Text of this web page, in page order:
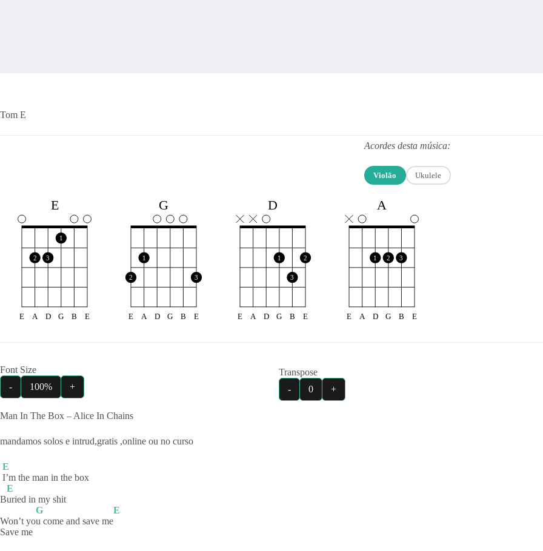
Tom E
Acordes desta música:
Violão Ukulele
E
2 3
1
E A D G B E
G
2
1
3
E A D G B E
D
1
3
2
E A D G B E
A
1 2 3
E A D G B E
Font Size
-
100% +
Transpose
-
0 +
Man In The Box – Alice In Chains
mandamos solos e intrud,gratis ,online ou no curso
E
I’m the man in the box
B
E
uried in my shit
Won’t yo
G
u come and save me
E
Save me